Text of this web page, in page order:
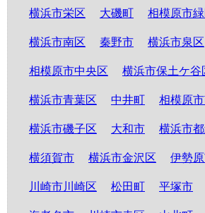
横浜市栄区 大磯町 相模原市
横浜市南区 秦野市 横浜市泉区
相模原市中央区 横浜市保土ケ谷
横浜市青葉区 中井町 相模原
横浜市磯子区 大和市 横浜市
横須賀市 横浜市金沢区 伊勢
川崎市川崎区 松田町 平塚市